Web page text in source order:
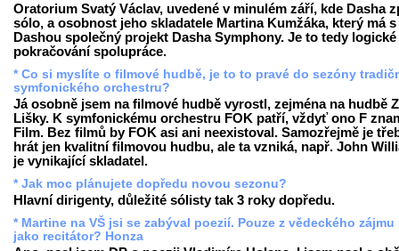
Oratorium Svatý Václav, uvedené v minulém září, kde Dasha
sólo, a osobnost jeho skladatele Martina Kumžáka, který má s
Dashou společný projekt Dasha Symphony. Je to tedy logické
pokračování spolupráce.
* Co si myslíte o filmové hudbě, je to to pravé do sezóny
symfonického orchestru?
Já osobně jsem na filmové hudbě vyrostl, zejména na hudbě
Lišky. K symfonickému orchestru FOK patří, vždyť ono F
Film. Bez filmů by FOK asi ani neexistoval. Samozřejmě je
hrát jen kvalitní filmovou hudbu, ale ta vzniká, např. John
je vynikající skladatel.
* Jak moc plánujete dopředu novou sezonu?
Hlavní dirigenty, důležité sólisty tak 3 roky dopředu.
* Martine na VŠ jsi se zabýval poezií. Pouze z vědeckého zájmu
jako recitátor? Honza